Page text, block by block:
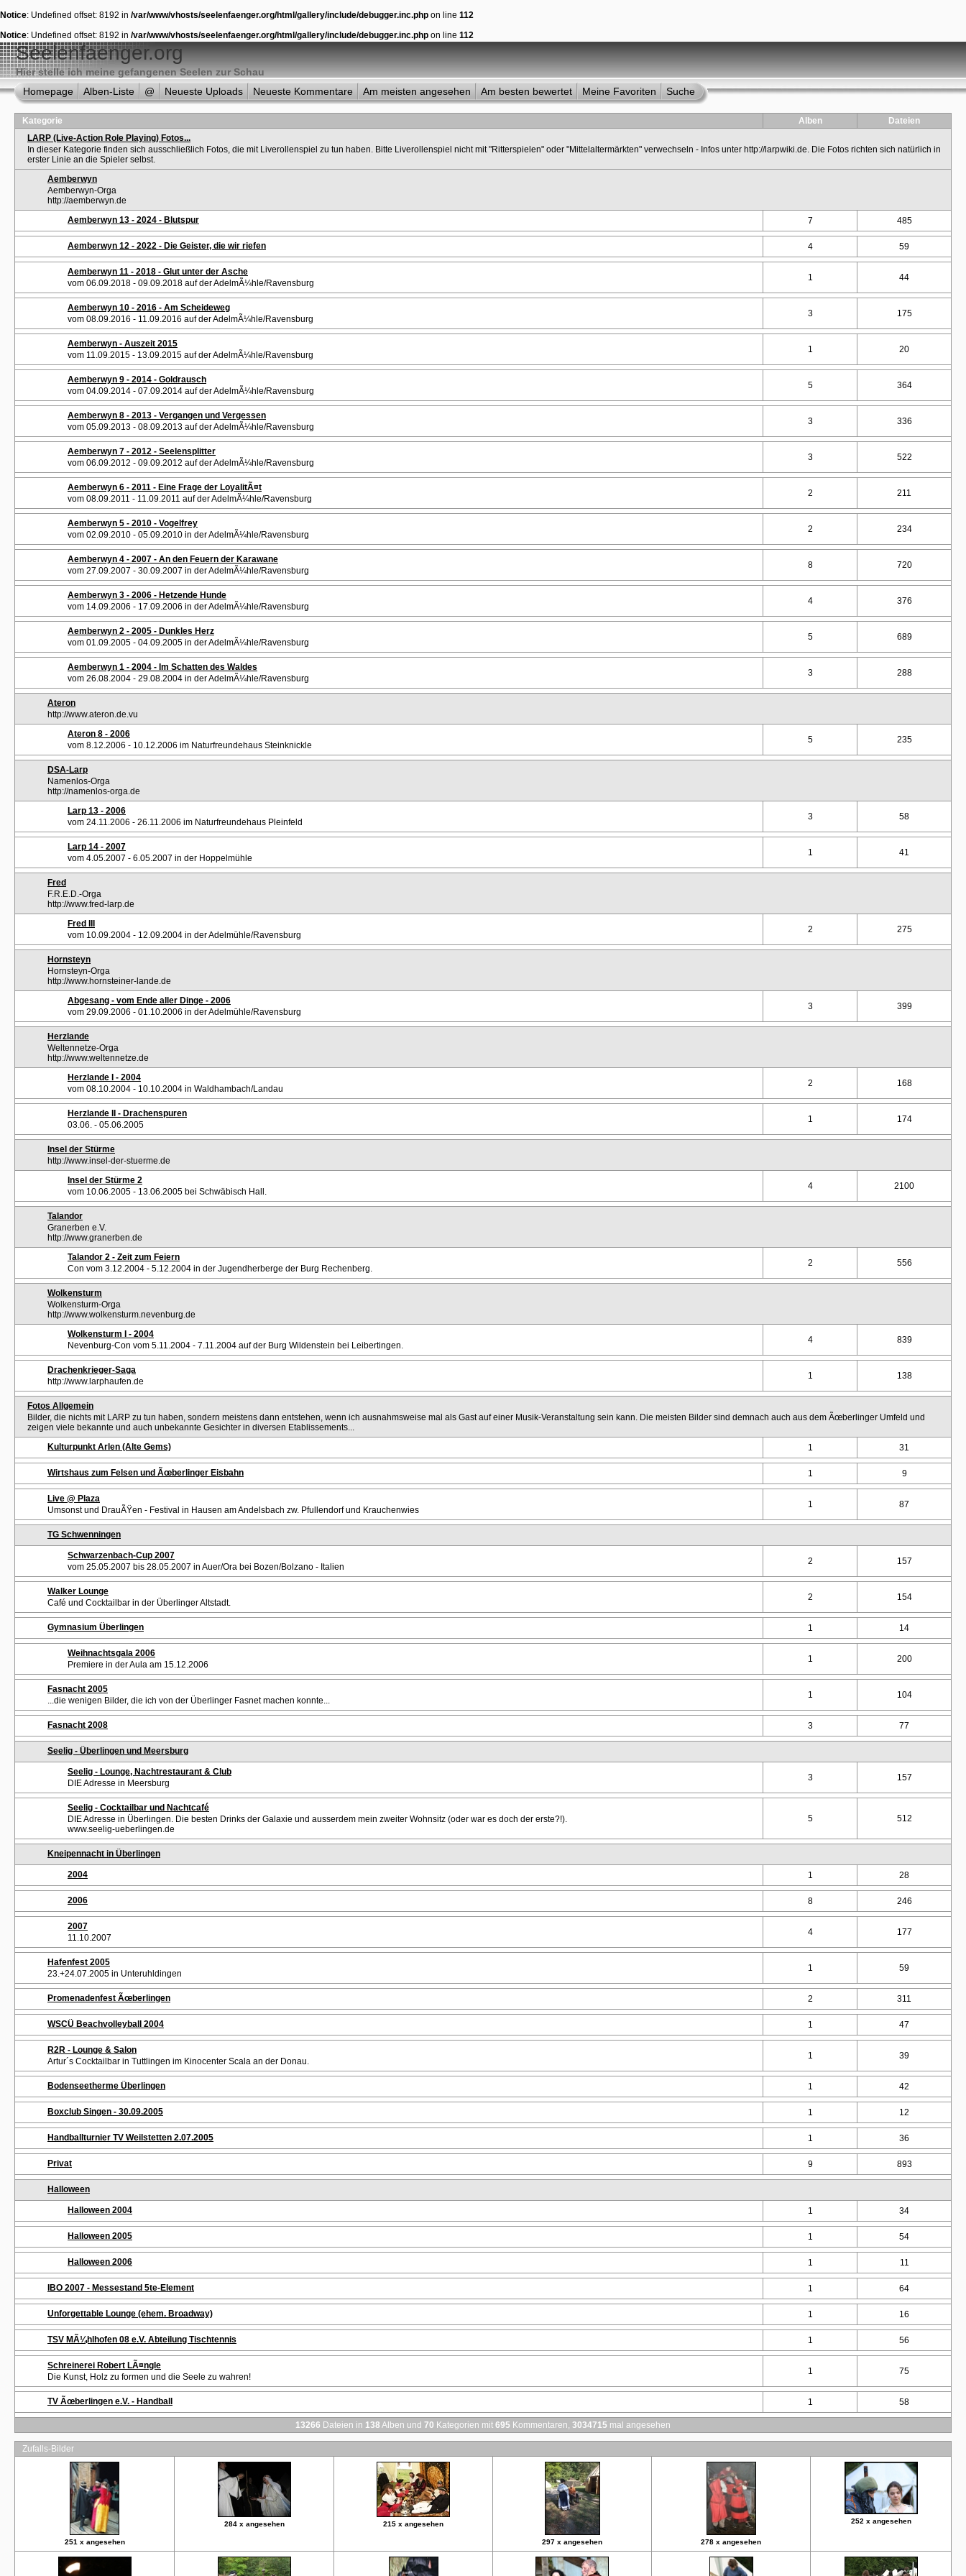
Notice: Undefined offset: 8192 in /var/www/vhosts/seelenfaenger.org/html/gallery/include/debugger.inc.php on line 112
Notice: Undefined offset: 8192 in /var/www/vhosts/seelenfaenger.org/html/gallery/include/debugger.inc.php on line 112
Seelenfaenger.org
Hier stelle ich meine gefangenen Seelen zur Schau
Homepage
Alben-Liste @ Neueste Uploads Neueste Kommentare Am meisten angesehen Am besten bewertet Meine Favoriten Suche
Kategorie Alben
Dateien
LARP (Live-Action Role Playing) Fotos...
In dieser Kategorie finden sich ausschließlich Fotos, die mit Liverollenspiel zu tun haben. Bitte Liverollenspiel nicht mit "Ritterspielen" oder "Mittelaltermärkten" verwechseln - Infos unter http://larpwiki.de. Die Fotos richten sich natürlich in
erster Linie an die Spieler selbst.
Aemberwyn
Aemberwyn-Orga
http://aemberwyn.de
Aemberwyn 13 - 2024 - Blutspur
7 485
Aemberwyn 12 - 2022 - Die Geister, die wir riefen 4 59
Aemberwyn 11 - 2018 - Glut unter der Asche
vom 06.09.2018 - 09.09.2018 auf der AdelmÃ¼hle/Ravensburg
1 44
Aemberwyn 10 - 2016 - Am Scheideweg
vom 08.09.2016 - 11.09.2016 auf der AdelmÃ¼hle/Ravensburg
3 175
Aemberwyn - Auszeit 2015
vom 11.09.2015 - 13.09.2015 auf der AdelmÃ¼hle/Ravensburg
1 20
Aemberwyn 9 - 2014 - Goldrausch
vom 04.09.2014 - 07.09.2014 auf der AdelmÃ¼hle/Ravensburg
5 364
Aemberwyn 8 - 2013 - Vergangen und Vergessen
vom 05.09.2013 - 08.09.2013 auf der AdelmÃ¼hle/Ravensburg
3 336
Aemberwyn 7 - 2012 - Seelensplitter
vom 06.09.2012 - 09.09.2012 auf der AdelmÃ¼hle/Ravensburg
3 522
Aemberwyn 6 - 2011 - Eine Frage der LoyalitÃ¤t
vom 08.09.2011 - 11.09.2011 auf der AdelmÃ¼hle/Ravensburg
2 211
Aemberwyn 5 - 2010 - Vogelfrey
vom 02.09.2010 - 05.09.2010 in der AdelmÃ¼hle/Ravensburg
2 234
Aemberwyn 4 - 2007 - An den Feuern der Karawane
vom 27.09.2007 - 30.09.2007 in der AdelmÃ¼hle/Ravensburg
8 720
Aemberwyn 3 - 2006 - Hetzende Hunde
vom 14.09.2006 - 17.09.2006 in der AdelmÃ¼hle/Ravensburg
4 376
Aemberwyn 2 - 2005 - Dunkles Herz
vom 01.09.2005 - 04.09.2005 in der AdelmÃ¼hle/Ravensburg
5 689
Aemberwyn 1 - 2004 - Im Schatten des Waldes
vom 26.08.2004 - 29.08.2004 in der AdelmÃ¼hle/Ravensburg
3 288
Ateron
http://www.ateron.de.vu
Ateron 8 - 2006
vom 8.12.2006 - 10.12.2006 im Naturfreundehaus Steinknickle
5 235
DSA-Larp
Namenlos-Orga
http://namenlos-orga.de
Larp 13 - 2006
vom 24.11.2006 - 26.11.2006 im Naturfreundehaus Pleinfeld
3 58
Larp 14 - 2007
vom 4.05.2007 - 6.05.2007 in der Hoppelmühle
1 41
Fred
F.R.E.D.-Orga
http://www.fred-larp.de
Fred III
vom 10.09.2004 - 12.09.2004 in der Adelmühle/Ravensburg
2 275
Hornsteyn
Hornsteyn-Orga
http://www.hornsteiner-lande.de
Abgesang - vom Ende aller Dinge - 2006
vom 29.09.2006 - 01.10.2006 in der Adelmühle/Ravensburg
3 399
Herzlande
Weltennetze-Orga
http://www.weltennetze.de
Herzlande I - 2004
vom 08.10.2004 - 10.10.2004 in Waldhambach/Landau
2 168
Herzlande II - Drachenspuren
03.06. - 05.06.2005
1 174
Insel der Stürme
http://www.insel-der-stuerme.de
Insel der Stürme 2
vom 10.06.2005 - 13.06.2005 bei Schwäbisch Hall.
4 2100
Talandor
Granerben e.V.
http://www.granerben.de
Talandor 2 - Zeit zum Feiern
Con vom 3.12.2004 - 5.12.2004 in der Jugendherberge der Burg Rechenberg.
2 556
Wolkensturm
Wolkensturm-Orga
http://www.wolkensturm.nevenburg.de
Wolkensturm I - 2004
Nevenburg-Con vom 5.11.2004 - 7.11.2004 auf der Burg Wildenstein bei Leibertingen.
4 839
Drachenkrieger-Saga
http://www.larphaufen.de
1 138
Fotos Allgemein
Bilder, die nichts mit LARP zu tun haben, sondern meistens dann entstehen, wenn ich ausnahmsweise mal als Gast auf einer Musik-Veranstaltung sein kann. Die meisten Bilder sind demnach auch aus dem Ãœberlinger Umfeld und
zeigen viele bekannte und auch unbekannte Gesichter in diversen Etablissements...
Kulturpunkt Arlen (Alte Gems)
1 31
Wirtshaus zum Felsen und Ãœberlinger Eisbahn 1 9
Live @ Plaza
Umsonst und DrauÃŸen - Festival in Hausen am Andelsbach zw. Pfullendorf und Krauchenwies
1 87
TG Schwenningen
Schwarzenbach-Cup 2007
vom 25.05.2007 bis 28.05.2007 in Auer/Ora bei Bozen/Bolzano - Italien
2 157
Walker Lounge
Café und Cocktailbar in der Überlinger Altstadt.
2 154
Gymnasium Überlingen 1 14
Weihnachtsgala 2006
Premiere in der Aula am 15.12.2006
1 200
Fasnacht 2005
...die wenigen Bilder, die ich von der Überlinger Fasnet machen konnte...
1 104
Fasnacht 2008 3 77
Seelig - Überlingen und Meersburg
Seelig - Lounge, Nachtrestaurant & Club
DIE Adresse in Meersburg
3 157
Seelig - Cocktailbar und Nachtcafé
DIE Adresse in Überlingen. Die besten Drinks der Galaxie und ausserdem mein zweiter Wohnsitz (oder war es doch der erste?!).
www.seelig-ueberlingen.de
5 512
Kneipennacht in Überlingen
2004 1 28
2006 8 246
2007
11.10.2007
4 177
Hafenfest 2005
23.+24.07.2005 in Unteruhldingen
1 59
Promenadenfest Ãœberlingen 2 311
WSCÜ Beachvolleyball 2004 1 47
R2R - Lounge & Salon
Artur´s Cocktailbar in Tuttlingen im Kinocenter Scala an der Donau.
1 39
Bodenseetherme Überlingen 1 42
Boxclub Singen - 30.09.2005 1 12
Handballturnier TV Weilstetten 2.07.2005 1 36
Privat 9 893
Halloween
Halloween 2004 1 34
Halloween 2005 1 54
Halloween 2006 1 11
IBO 2007 - Messestand 5te-Element 1 64
Unforgettable Lounge (ehem. Broadway) 1 16
TSV MÃ¼hlhofen 08 e.V. Abteilung Tischtennis 1 56
Schreinerei Robert LÃ¤ngle
Die Kunst, Holz zu formen und die Seele zu wahren!
1 75
TV Ãœberlingen e.V. - Handball 1 58
13266 Dateien in 138 Alben und 70 Kategorien mit 695 Kommentaren, 3034715 mal angesehen
Zufalls-Bilder
251 x angesehen
284 x angesehen 215 x angesehen
297 x angesehen 278 x angesehen
252 x angesehen